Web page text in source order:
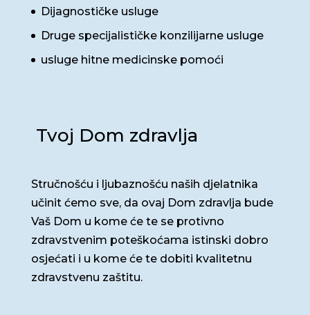
Dijagnostičke usluge
Druge specijalističke konzilijarne usluge
usluge hitne medicinske pomoći
Tvoj Dom zdravlja
Stručnošću i ljubaznošću naših djelatnika
učinit ćemo sve, da ovaj Dom zdravlja bude
Vaš Dom u kome će te se protivno
zdravstvenim poteškoćama istinski dobro
osjećati i u kome će te dobiti kvalitetnu
zdravstvenu zaštitu.